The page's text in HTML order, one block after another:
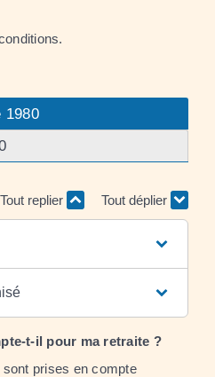
1980
Tout replier Tout déplier
t-il pour ma retraite ?
prises en compte